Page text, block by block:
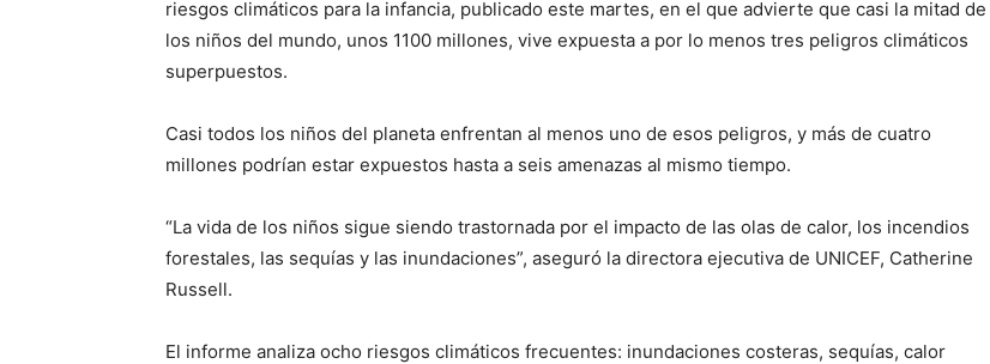
riesgos climáticos para la infancia, publicado este martes, en el que advierte que casi la mitad de
los niños del mundo, unos 1100 millones, vive expuesta a por lo menos tres peligros climáticos
superpuestos.
Casi todos los niños del planeta enfrentan al menos uno de esos peligros, y más de cuatro
millones podrían estar expuestos hasta a seis amenazas al mismo tiempo.
“La vida de los niños sigue siendo trastornada por el impacto de las olas de calor, los incendios
forestales, las sequías y las inundaciones”, aseguró la directora ejecutiva de UNICEF, Catherine
Russell.
El informe analiza ocho riesgos climáticos frecuentes: inundaciones costeras, sequías, calor